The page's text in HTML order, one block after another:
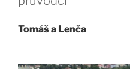
Tomáš a Lenča